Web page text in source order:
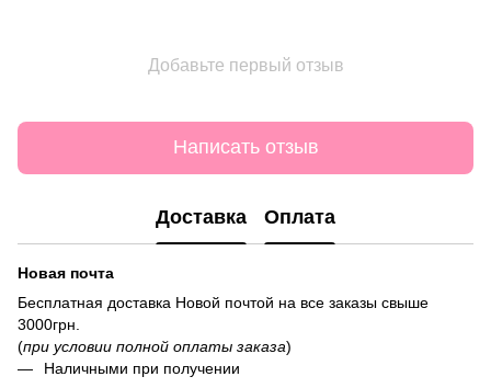
Добавьте первый отзыв
Написать отзыв
Доставка Оплата
Новая почта
Бесплатная доставка Новой почтой на все заказы свыше
3000грн.
(при условии полной оплаты заказа)
Наличными при получении